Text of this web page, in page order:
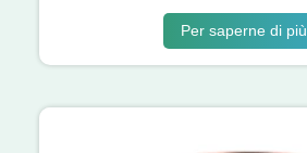
Per saperne di più